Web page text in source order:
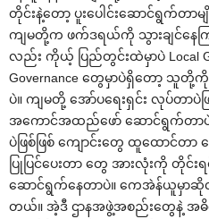
တိုင်းနဲ့တော့ ပူးပေါင်းဆောင်ရွက်တာ
ကျမတို့က ဖက်ဒရယ်ကို သွားချင်န
လည်း ကိုယ့် ပြည်တွင်းထဲမှာပဲ Local
Governance တွေမှာပဲရှိတော့ သူတို့ကို
ပဲ။ ကျမတို့ အော်ပရေးရှင်း လုပ်တာပဲ
အကောင်အထည်ဖော် ဆောင်ရွက်တာ
ပဲဖြစ်ဖြစ် ကျောင်းတွေ ထူထောင်တာ
ပြုပြင်ပေးတာ တွေ အားလုံးကို တိုင်း
ဆောင်ရွက်နေတာပဲ။ ကေအဲန်ယူမှာဆို
တယ်။ အဲ့ဒီ ဌာနအဖွဲ့အစည်းတွေနဲ့ အဓိက